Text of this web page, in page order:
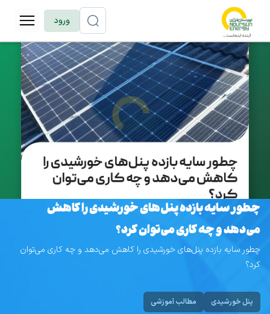
ورود
چطور سایه بازده پنل‌های خورشیدی را کاهش
می‌دهد و چه کاری می‌توان کرد؟
چطور سایه بازده پنل‌های خورشیدی را کاهش می‌دهد و چه کاری می‌توان
کرد؟
پنل خورشیدی مطالب آموزشی